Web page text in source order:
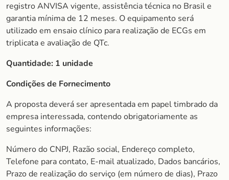
registro ANVISA vigente, assistência técnica no Brasil e
garantia mínima de 12 meses. O equipamento será
utilizado em ensaio clínico para realização de ECGs em
triplicata e avaliação de QTc.
Quantidade: 1 unidade
Condições de Fornecimento
A proposta deverá ser apresentada em papel timbrado da
empresa interessada, contendo obrigatoriamente as
seguintes informações:
Número do CNPJ, Razão social, Endereço completo,
Telefone para contato, E-mail atualizado, Dados bancários,
Prazo de realização do serviço (em número de dias), Prazo